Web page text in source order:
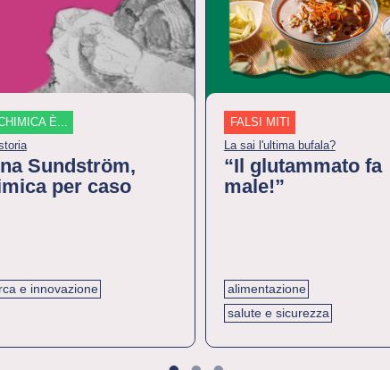
È...
Sundström,
per caso
e innovazione
FALSI MITI
La sai l'ultima bufala?
“Il glutammato fa
male!”
alimentazione
salute e sicurezza